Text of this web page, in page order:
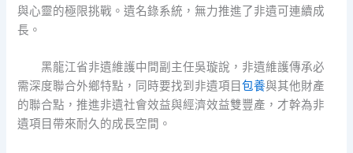
與心靈的極限挑戰。遺名錄系統，無力推進了非遺可連續成
長。
黑龍江省非遺維護中間副主任吳璇說，非遺維護傳承必
需深度聯合外鄉特點，同時要找到非遺項目包養與其他財產
的聯合點，推進非遺社會效益與經濟效益雙豐產，才幹為非
遺項目帶來耐久的成長空間。